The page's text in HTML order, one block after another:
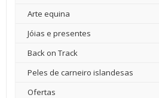
Arte equina
Jóias e presentes
Back on Track
Peles de carneiro islandesas
Ofertas